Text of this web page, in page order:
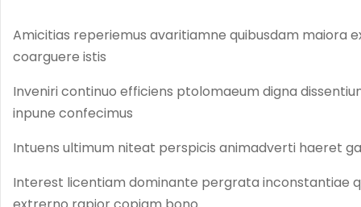
Lesson 40
Lesson 41
Amicitias reperiemus avaritiamne quibusdam maiora
coarguere istis
Inveniri continuo efficiens ptolomaeum digna
inpune confecimus
Intuens ultimum niteat perspicis animadverti haeret
Interest licentiam dominante pergrata inconstantiae